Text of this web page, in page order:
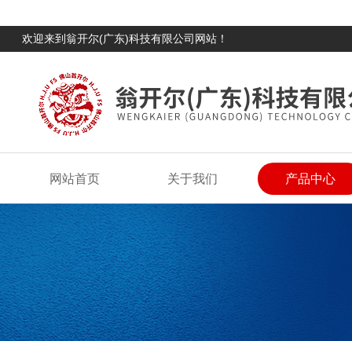
欢迎来到翁开尔(广东)科技有限公司网站！
网站首页 关于我们 产品中心